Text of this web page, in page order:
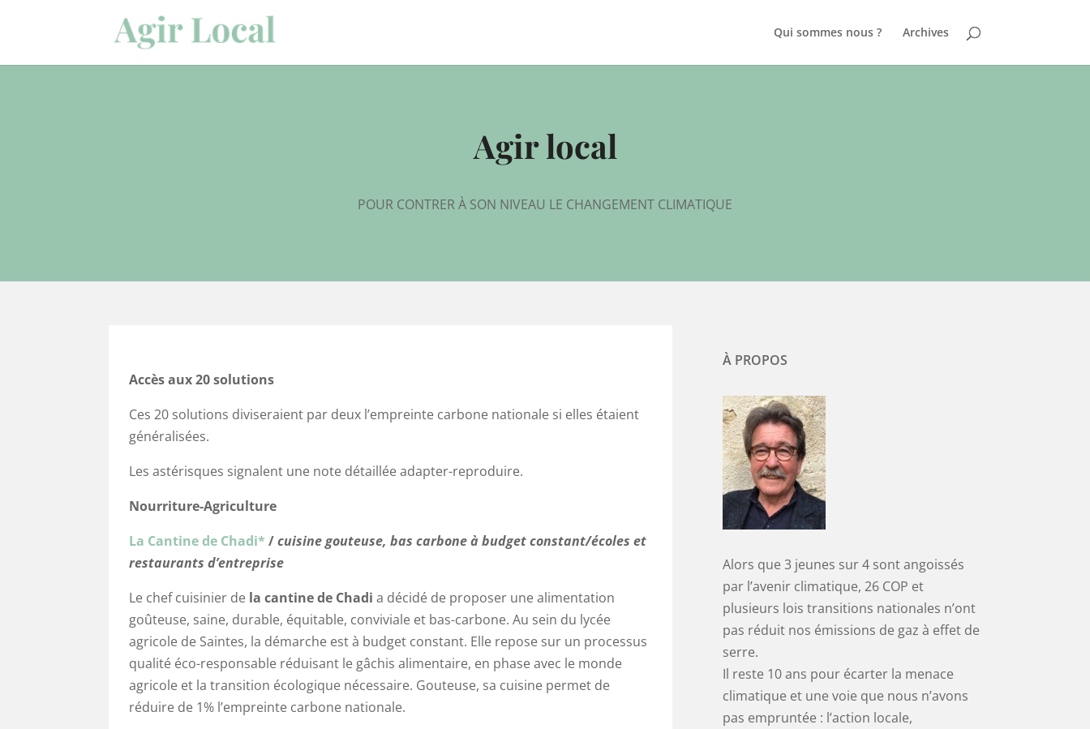
Qui sommes nous ? Archives
Agir local
POUR CONTRER À SON NIVEAU LE CHANGEMENT CLIMATIQUE
Accès aux 20 solutions
Ces 20 solutions diviseraient par deux l’empreinte carbone nationale si elles étaient
généralisées.
Les astérisques signalent une note détaillée adapter-reproduire.
Nourriture-Agriculture
La Cantine de Chadi* /cuisine gouteuse, bas carbone à budget constant/écoles et
restaurants d’entreprise
Le chef cuisinier de la cantine de Chadi a décidé de proposer une alimentation
goûteuse, saine, durable, équitable, conviviale et bas-carbone. Au sein du lycée
agricole de Saintes, la démarche est à budget constant. Elle repose sur un processus
qualité éco-responsable réduisant le gâchis alimentaire, en phase avec le monde
agricole et la transition écologique nécessaire. Gouteuse, sa cuisine permet de
réduire de 1% l’empreinte carbone nationale.
À PROPOS
Alors que 3 jeunes sur 4 sont angoissés
par l’avenir climatique, 26 COP et
plusieurs lois transitions nationales n’ont
pas réduit nos émissions de gaz à effet de
serre.
Il reste 10 ans pour écarter la menace
climatique et une voie que nous n’avons
pas empruntée : l’action locale,